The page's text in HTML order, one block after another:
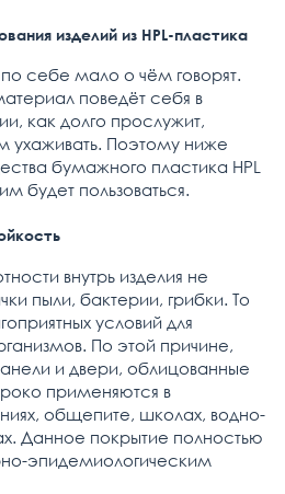
изделий из HPL-пластика
себе мало о чём говорят.
поведёт себя в
как долго прослужит,
ухаживать. Поэтому ниже
бумажного пластика HPL
будет пользоваться.
внутрь изделия не
пыли, бактерии, грибки. То
условий для
По этой причине,
и двери, облицованные
применяются в
общепите, школах, водно-
Данное покрытие полностью
эпидемиологическим